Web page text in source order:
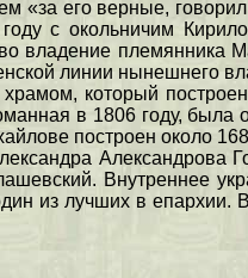
«за его верные,
с окольничим
племянника
линии нынешнего
который
в 1806 году, была
построен около
Внутреннее
из лучших в епархии.